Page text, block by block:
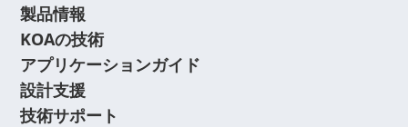
製品情報
KOAの技術
アプリケーションガイド
設計支援
技術サポート